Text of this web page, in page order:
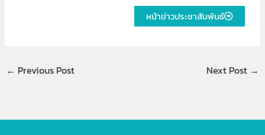
หน้าข่าวประชาสัมพันธ์
← Previous Post Next Post →